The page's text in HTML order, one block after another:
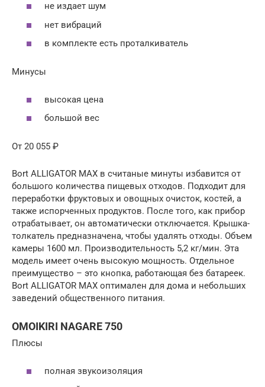
не издает шум
нет вибраций
в комплекте есть проталкиватель
Минусы
высокая цена
большой вес
От 20 055 ₽
Bort ALLIGATOR MAX в считаные минуты избавится от
большого количества пищевых отходов. Подходит для
переработки фруктовых и овощных очисток, костей, а
также испорченных продуктов. После того, как прибор
отрабатывает, он автоматически отключается. Крышка-
толкатель предназначена, чтобы удалять отходы. Объем
камеры 1600 мл. Производительность 5,2 кг/мин. Эта
модель имеет очень высокую мощность. Отдельное
преимущество – это кнопка, работающая без батареек.
Bort ALLIGATOR MAX оптимален для дома и небольших
заведений общественного питания.
OMOIKIRI NAGARE 750
Плюсы
полная звукоизоляция